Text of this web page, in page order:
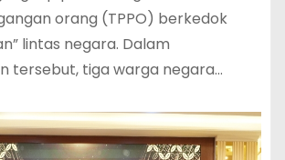
orang (TPPO) berkedok
lintas negara. Dalam
tersebut, tiga warga negara…